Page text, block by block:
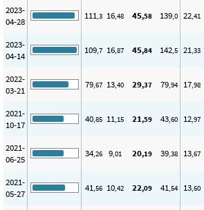
2023-
04-28
111,3 16,48 45,58 139,0 22,41
2023-
04-14
109,7 16,87 45,84 142,5 21,33
2022-
03-21
79,67 13,40 29,37 79,94 17,98
2021-
10-17
40,85 11,15 21,59 43,60 12,97
2021-
06-25
34,26 9,01 20,19 39,38 13,67
2021-
05-27
41,56 10,42 22,09 41,54 13,60